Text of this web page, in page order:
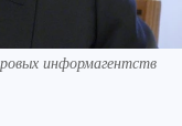
информагентств